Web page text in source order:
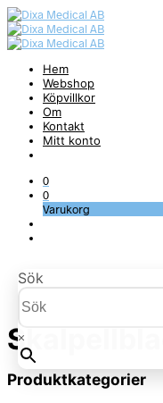
Hem
Webshop
Köpvillkor
Om
Kontakt
Mitt konto
0
0
Varukorg
Sök
×
Skalpellblad
Produktkategorier